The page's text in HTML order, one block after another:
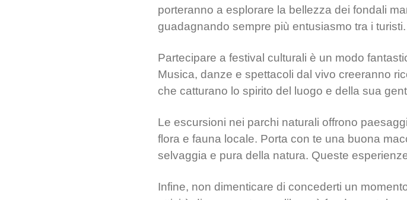
porteranno a esplorare la bellezza dei fondali
guadagnando sempre più entusiasmo tra i turisti.
Partecipare a festival culturali è un modo
Musica, danze e spettacoli dal vivo creeranno
che catturano lo spirito del luogo e della sua
Le escursioni nei parchi naturali offrono
flora e fauna locale. Porta con te una buona
selvaggia e pura della natura. Queste
Infine, non dimenticare di concederti un